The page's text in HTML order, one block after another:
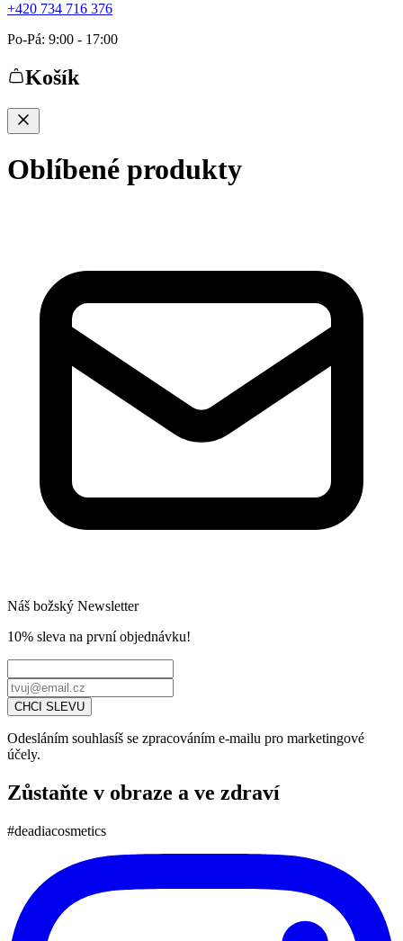
+420 734 716 376
Po-Pá: 9:00 - 17:00
Košík
Oblíbené produkty
Náš božský Newsletter
10% sleva na první objednávku!
CHCI SLEVU
Odesláním souhlasíš se zpracováním e-mailu pro marketingové
účely.
Zůstaňte v obraze a ve zdraví
#deadiacosmetics